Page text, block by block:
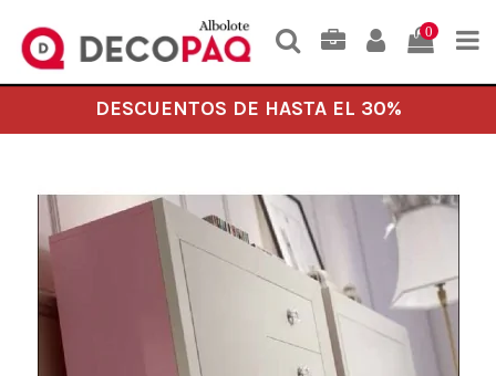
0
DESCUENTOS DE HASTA EL 30%